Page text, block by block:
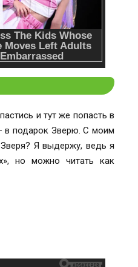
и тут же попасть в
в подарок Зверю. С моим
Я выдержу, ведь я
но можно читать как